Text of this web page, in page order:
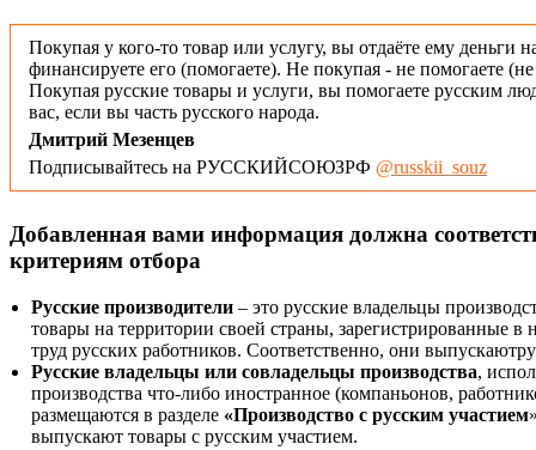
Покупая у кого-то товар или услугу, вы отдаёте ему деньги
финансируете его (помогаете). Не покупая - не помогаете
Покупая русские товары и услуги, вы помогаете русским
вас, если вы часть русского народа.
Дмитрий Мезенцев
Подписывайтесь на РУССКИЙСОЮЗРФ @russkii_souz
Добавленная вами информация должна
критериям отбора
Русские производители – это русские владельцы
товары на территории своей страны, зарегистрированные
труд русских работников. Соответственно, они
Русские владельцы или совладельцы производства,
производства что-либо иностранное (компаньонов,
размещаются в разделе «Производство с русским участием
выпускают товары с русским участием.